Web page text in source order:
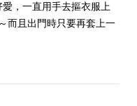
，一直用手去摳衣服上
而且出門時只要再套上一